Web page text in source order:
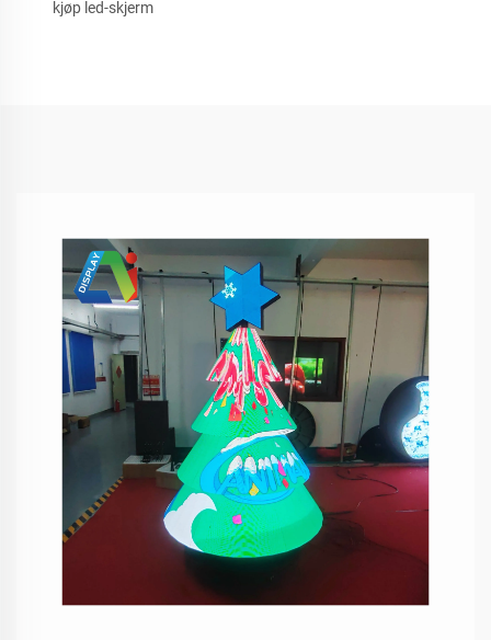
kjøp led-skjerm